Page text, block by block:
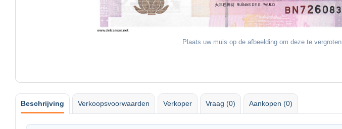
Plaats uw muis op de afbeelding om deze te vergroten
Beschrijving Verkoopsvoorwaarden Verkoper Vraag (0) Aankopen (0)